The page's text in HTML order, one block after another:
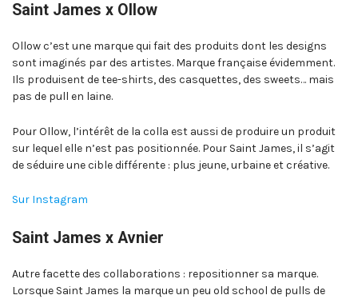
Saint James x Ollow
Ollow c’est une marque qui fait des produits dont les designs
sont imaginés par des artistes. Marque française évidemment.
Ils produisent de tee-shirts, des casquettes, des sweets… mais
pas de pull en laine.
Pour Ollow, l’intérêt de la colla est aussi de produire un produit
sur lequel elle n’est pas positionnée. Pour Saint James, il s’agit
de séduire une cible différente : plus jeune, urbaine et créative.
Sur Instagram
Saint James x Avnier
Autre facette des collaborations : repositionner sa marque.
Lorsque Saint James la marque un peu old school de pulls de